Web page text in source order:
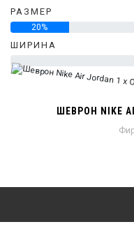
РАЗМЕР
20%
ШИРИНА
0%
ШЕВРОН NIKE